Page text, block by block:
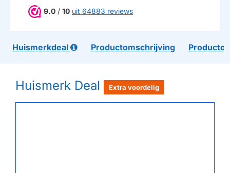
9.0 / 10 uit 64883 reviews
Huismerkdeal Productomschrijving
Huismerk Deal Extra voordelig